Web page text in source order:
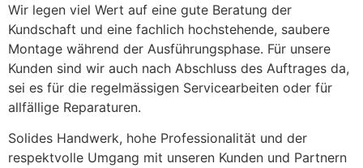
Wir legen viel Wert auf eine gute Beratung der
Kundschaft und eine fachlich hochstehende, saubere
Montage während der Ausführungsphase. Für unsere
Kunden sind wir auch nach Abschluss des Auftrages da,
sei es für die regelmässigen Servicearbeiten oder für
allfällige Reparaturen.
Solides Handwerk, hohe Professionalität und der
respektvolle Umgang mit unseren Kunden und Partnern